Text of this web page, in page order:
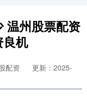
温州股票配资
良机
配资
更新：2025-